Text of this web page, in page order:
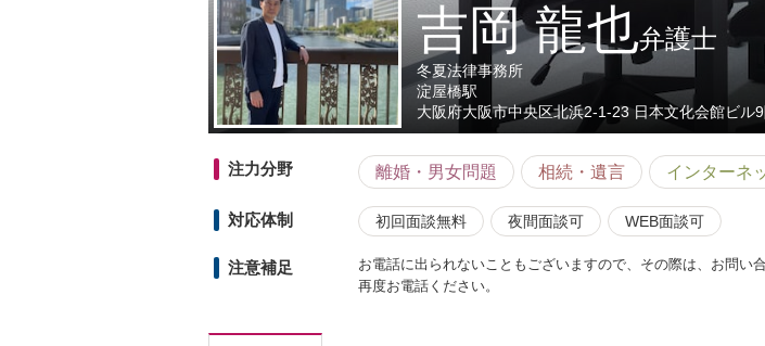
吉岡 龍也弁護士
冬夏法律事務所
淀屋橋駅
大阪府大阪市中央区北浜2-1-23 日本文化会館ビル
注力分野 離婚・男女問題 相続・遺言 インターネ
対応体制 初回面談無料 夜間面談可 WEB面談可
注意補足
お電話に出られないこともございますので、その際は、お問
再度お電話ください。